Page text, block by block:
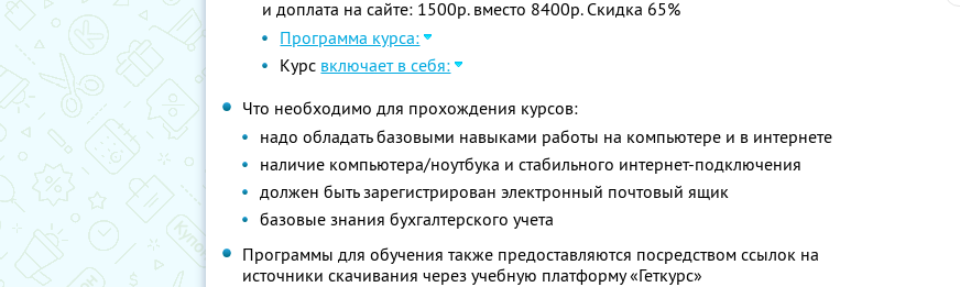
и доплата на сайте: 1500р. вместо 8400р. Скидка 65%
Программа курса:
Курс включает в себя:
Что необходимо для прохождения курсов:
надо обладать базовыми навыками работы на компьютере и в интернете
наличие компьютера/ноутбука и стабильного интернет-подключения
должен быть зарегистрирован электронный почтовый ящик
базовые знания бухгалтерского учета
Программы для обучения также предоставляются посредством ссылок на
источники скачивания через учебную платформу «Геткурс»